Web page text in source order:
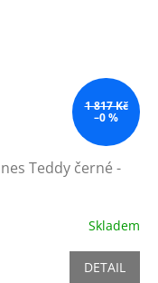
1 817 Kč
–0 %
Teddy černé -
Skladem
DETAIL